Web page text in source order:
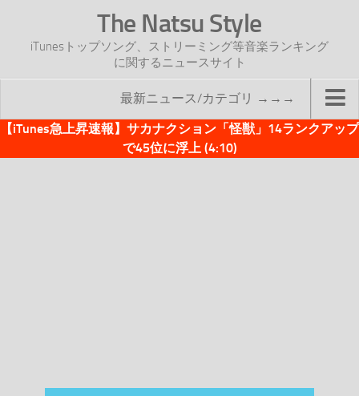
The Natsu Style
iTunesトップソング、ストリーミング等音楽ランキング
に関するニュースサイト
最新ニュース/カテゴリ →→→
TOP
注目カテゴリ
【iTunes急上昇速報】サカナクション「怪獣」14ランクアップ
で45位に浮上 (4:10)